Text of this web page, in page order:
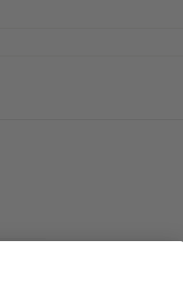
higistamist, et hoida